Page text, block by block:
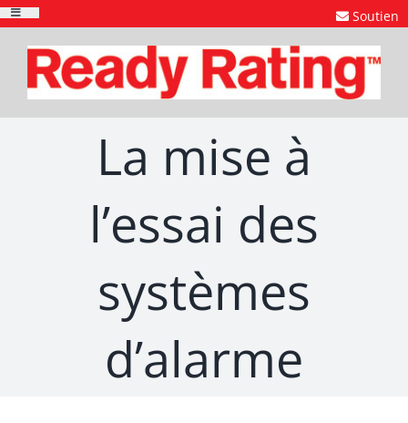
Skip
to
content
Toggle
Soutien
La mise à
l’essai des
systèmes
d’alarme